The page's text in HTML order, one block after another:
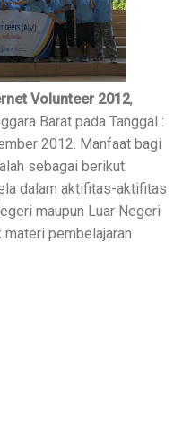
Volunteer 2012,
Barat pada Tanggal :
2012. Manfaat bagi
sebagai berikut:
dalam aktifitas-aktifitas
maupun Luar Negeri
pembelajaran